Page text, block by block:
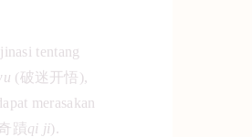
tentang
(破迷开悟),
merasakan
蹟qi ji).